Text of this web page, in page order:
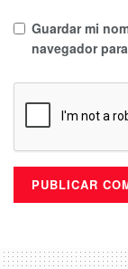
Guardar mi
navegador